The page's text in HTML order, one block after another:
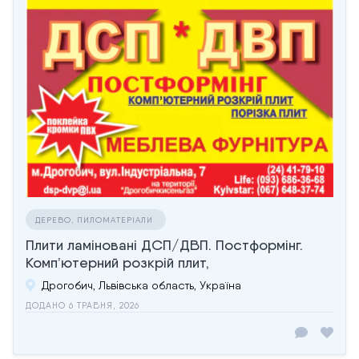
ДЕРЕВО, ПИЛОМАТЕРІАЛИ
Плити ламіновані ДСП/ДВП. Постформінг.
Комп’ютерний розкрій плит,
Дрогобич, Львівська область, Україна
ДОДАНО 6 ТРАВНЯ, 2026